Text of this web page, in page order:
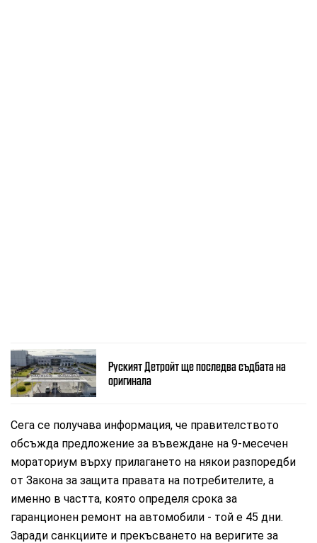
Руският Детройт ще последва съдбата на
оригинала
Сега се получава информация, че правителството
обсъжда предложение за въвеждане на 9-месечен
мораториум върху прилагането на някои разпоредби
от Закона за защита правата на потребителите, а
именно в частта, която определя срока за
гаранционен ремонт на автомобили - той е 45 дни.
Заради санкциите и прекъсването на веригите за